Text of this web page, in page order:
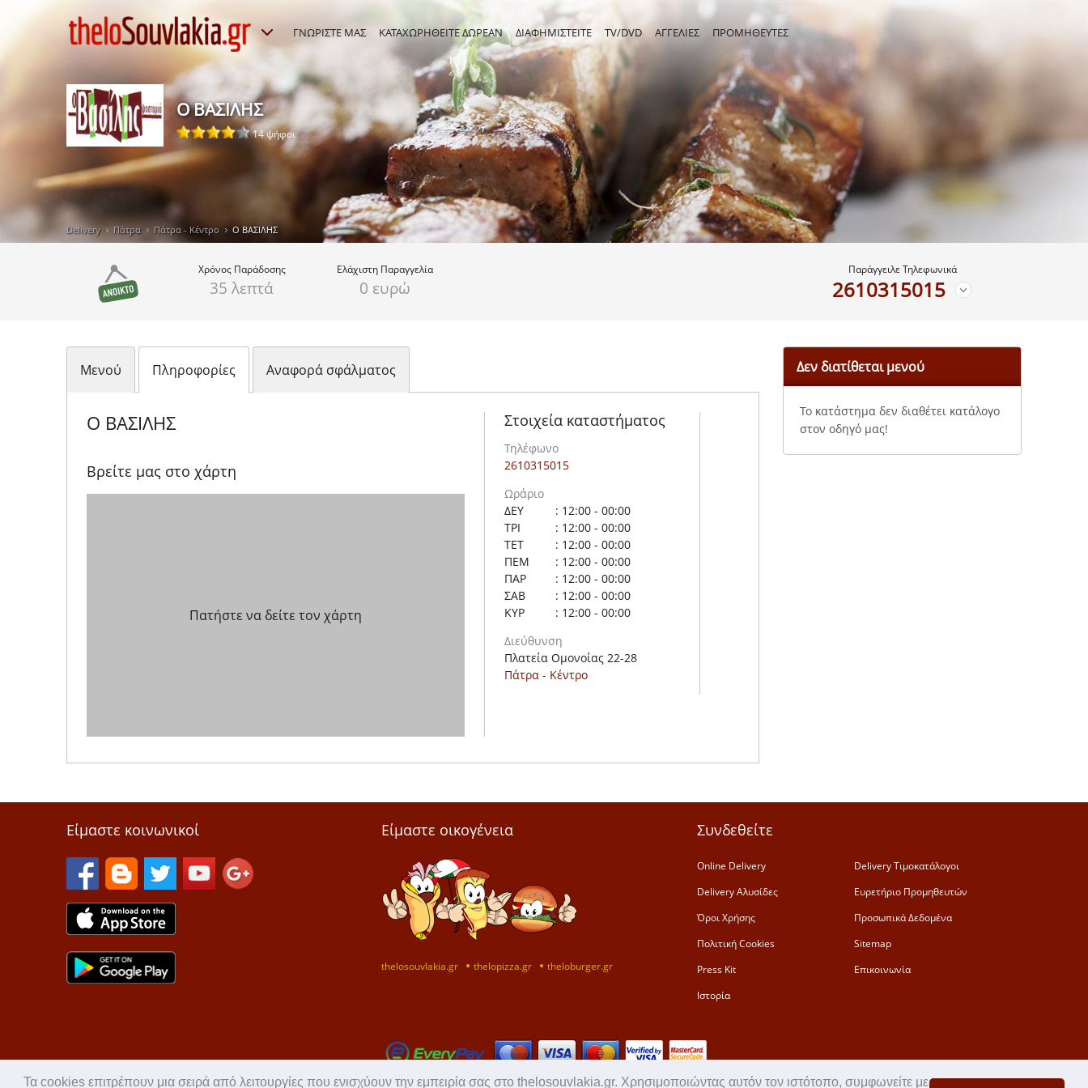
Τα cookies επιτρέπουν μια σειρά από λειτουργίες που ενισχύουν την εμπειρία σας στο thelosouvlakia.gr. Χρησιμοποιώντας αυτόν τον ιστότοπο, συμφωνείτε με
ΓΝΩΡΙΣΤΕ ΜΑΣ ΚΑΤΑΧΩΡΗΘΕΙΤΕ ΔΩΡΕΑΝ ΔΙΑΦΗΜΙΣΤΕΙΤΕ TV/DVD ΑΓΓΕΛΙΕΣ ΠΡΟΜΗΘΕΥΤΕΣ
Ο ΒΑΣΙΛΗΣ
14 ψήφοι
Delivery Πάτρα Πάτρα - Κέντρο Ο ΒΑΣΙΛΗΣ
Χρόνος Παράδοσης
35 λεπτά
Ελάχιστη Παραγγελία
0 ευρώ
Παράγγειλε Τηλεφωνικά
2610315015
Μενού Πληροφορίες Αναφορά σφάλματος
Στοιχεία καταστήματος
Τηλέφωνο
2610315015
Ωράριο
ΔΕΥ
: 12:00 - 00:00
ΤΡΙ
: 12:00 - 00:00
ΤΕΤ
: 12:00 - 00:00
ΠΕΜ
: 12:00 - 00:00
ΠΑΡ
: 12:00 - 00:00
ΣΑΒ
: 12:00 - 00:00
ΚΥΡ
: 12:00 - 00:00
Διεύθυνση
Πλατεία Ομονοίας 22-28
Πάτρα - Κέντρο
Ο ΒΑΣΙΛΗΣ
Βρείτε μας στο χάρτη
Πατήστε να δείτε τον χάρτη
Δεν διατίθεται μενού
Το κατάστημα δεν διαθέτει κατάλογο
στον οδηγό μας!
Είμαστε κοινωνικοί Είμαστε οικογένεια
thelosouvlakia.gr thelopizza.gr theloburger.gr
Συνδεθείτε
Online Delivery
Delivery Τιμοκατάλογοι
Delivery Αλυσίδες
Ευρετήριο Προμηθευτών
Όροι Χρήσης
Προσωπικά Δεδομένα
Πολιτική Cookies
Sitemap
Press Kit
Επικοινωνία
Ιστορία